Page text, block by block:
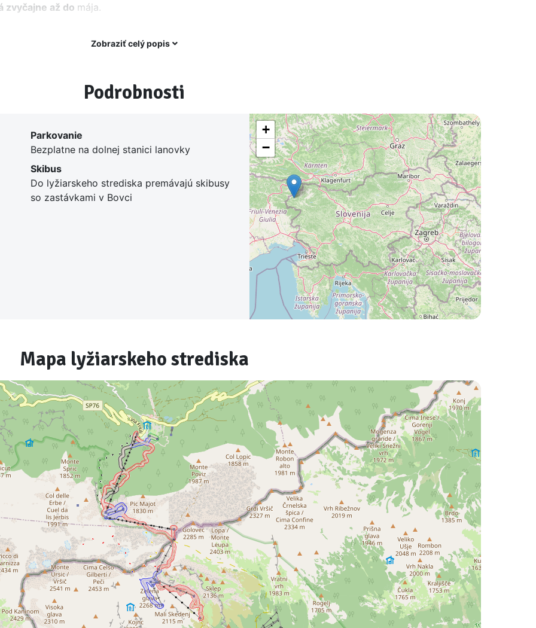
zvyčajne až do mája.
Väčšina zjazdoviek je náročnejšia, ale môžete si užiť
Zobraziť celý popis
Podrobnosti
Parkovanie
Bezplatne na dolnej stanici lanovky
Skibus
Do lyžiarskeho strediska premávajú skibusy
so zastávkami v Bovci
+
−
Mapa lyžiarskeho strediska